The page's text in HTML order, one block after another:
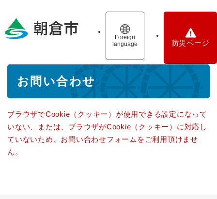
の
Foreign
language
防災ページ
お問い合わせ
ブラウザでCookie（クッキー）が使用できる設定になって
いない、または、ブラウザがCookie（クッキー）に対応し
ていないため、お問い合わせフォームをご利用頂けませ
ん。